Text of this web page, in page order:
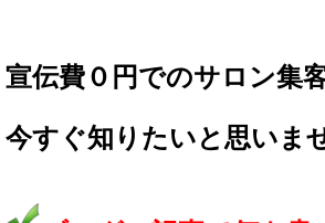
宣伝費０円でのサロン集
今すぐ知りたいと思いま